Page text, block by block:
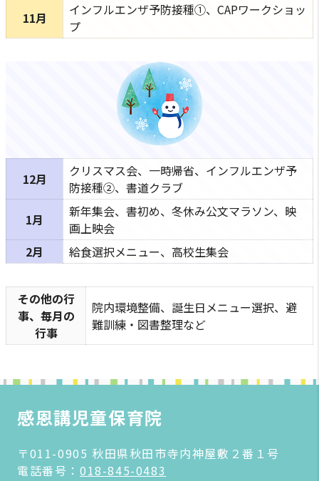
11月
インフルエンザ予防接種①、CAPワークショッ
プ
12月
クリスマス会、一時帰省、インフルエンザ予
防接種②、書道クラブ
1月
新年集会、書初め、冬休み公文マラソン、映
画上映会
2月
給食選択メニュー、高校生集会
その他の行
事、毎月の
行事
院内環境整備、誕生日メニュー選択、避
難訓練・図書整理など
感恩講児童保育院
〒011-0905 秋田県秋田市寺内神屋敷２番１号
電話番号： 018-845-0483